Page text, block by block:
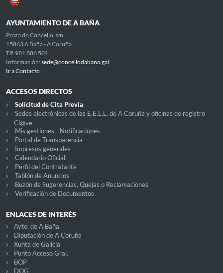
AYUNTAMIENTO DE A BAÑA
Praza do Concello, s/n
15863 A Baña - A Coruña
Tlf. 981 886 501
Información: sede@concellodabana.gal
Ir a Contacto
ACCESOS DIRECTOS
Solicitud de Cita Previa
Sedes electrónicas de las E.E.L.L. de A Coruña y oficinas de registro
Cl@ve
Mis gestiones - Notificaciones
Portal de Transparencia
Impresos generales
Calendario Oficial
Perfil del Contratante
Tablón de Anuncios
Buzón de Sugerencias, Quejas o Reclamaciones
Verificación de Documentos
ENLACES DE INTERÉS
Ayto. de A Baña
Diputación de A Coruña
Xunta de Galicia
Punto Acceso Gral.
BOP
DOG